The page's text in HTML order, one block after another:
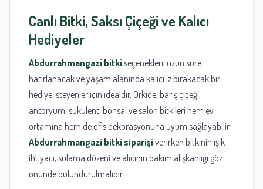
Canlı Bitki, Saksı Çiçeği ve Kalıcı
Hediyeler
Abdurrahmangazi bitki seçenekleri, uzun süre
hatırlanacak ve yaşam alanında kalıcı iz bırakacak bir
hediye isteyenler için idealdir. Orkide, barış çiçeği,
antoryum, sukulent, bonsai ve salon bitkileri hem ev
ortamına hem de ofis dekorasyonuna uyum sağlayabilir.
Abdurrahmangazi bitki siparişi verirken bitkinin ışık
ihtiyacı, sulama düzeni ve alıcının bakım alışkanlığı göz
önünde bulundurulmalıdır.